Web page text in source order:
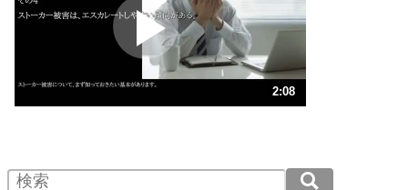
ポジティブになれない原因は、行動しないから。
ポジティブ思考になる30の方法
ストレス対策
人生、なんとかなるもの。
気楽に生きる30の方法
4 器の大きい人は、怒りを優しさで表現する。
2:08
2.0倍速 （252KB 1分4秒）